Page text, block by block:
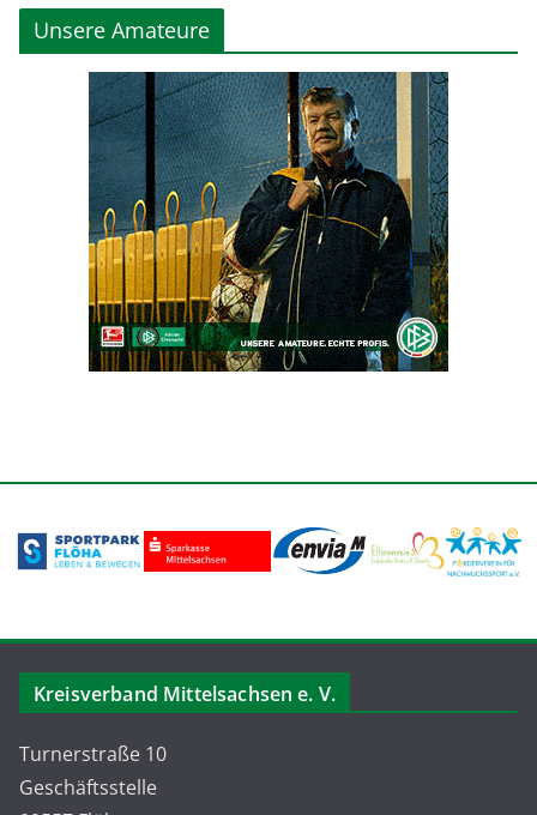
Unsere Amateure
Kreisverband Mittelsachsen e. V.
Turnerstraße 10
Geschäftsstelle